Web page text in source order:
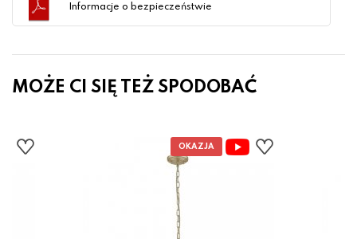
Informacje o bezpieczeństwie
MOŻE CI SIĘ TEŻ SPODOBAĆ